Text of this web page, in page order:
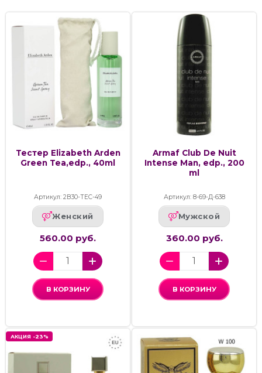
Тестер Elizabeth Arden
Green Tea,edp., 40ml
Артикул: 2В30-ТЕС-49
Женский
560.00 руб.
В КОРЗИНУ
Armaf Club De Nuit
Intense Man, edp., 200
ml
Артикул: 8-69-Д-638
Мужской
360.00 руб.
В КОРЗИНУ
АКЦИЯ -23%